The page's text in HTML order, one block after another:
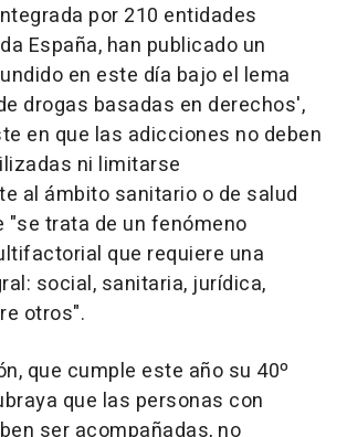
por 210 entidades
España, han publicado un
en este día bajo el lema
drogas basadas en derechos',
en que las adicciones no deben
ni limitarse
al ámbito sanitario o de salud
"se trata de un fenómeno
que requiere una
social, sanitaria, jurídica,
otros".
que cumple este año su 40º
que las personas con